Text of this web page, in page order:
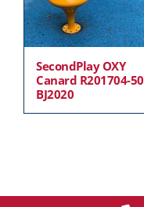
SecondPlay OXY
Canard R201704-50
BJ2020